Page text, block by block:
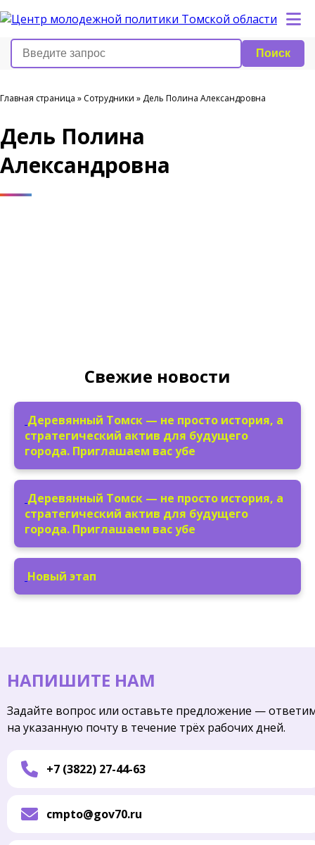
Поиск
Главная страница » Сотрудники » Дель Полина Александровна
Дель Полина
Александровна
Свежие новости
Деревянный Томск — не просто история, а
стратегический актив для будущего
города. Приглашаем вас убе
Деревянный Томск — не просто история, а
стратегический актив для будущего
города. Приглашаем вас убе
Новый этап
НАПИШИТЕ НАМ
Задайте вопрос или оставьте предложение —
на указанную почту в течение трёх рабочих дней.
+7 (3822) 27-44-63
cmpto@gov70.ru